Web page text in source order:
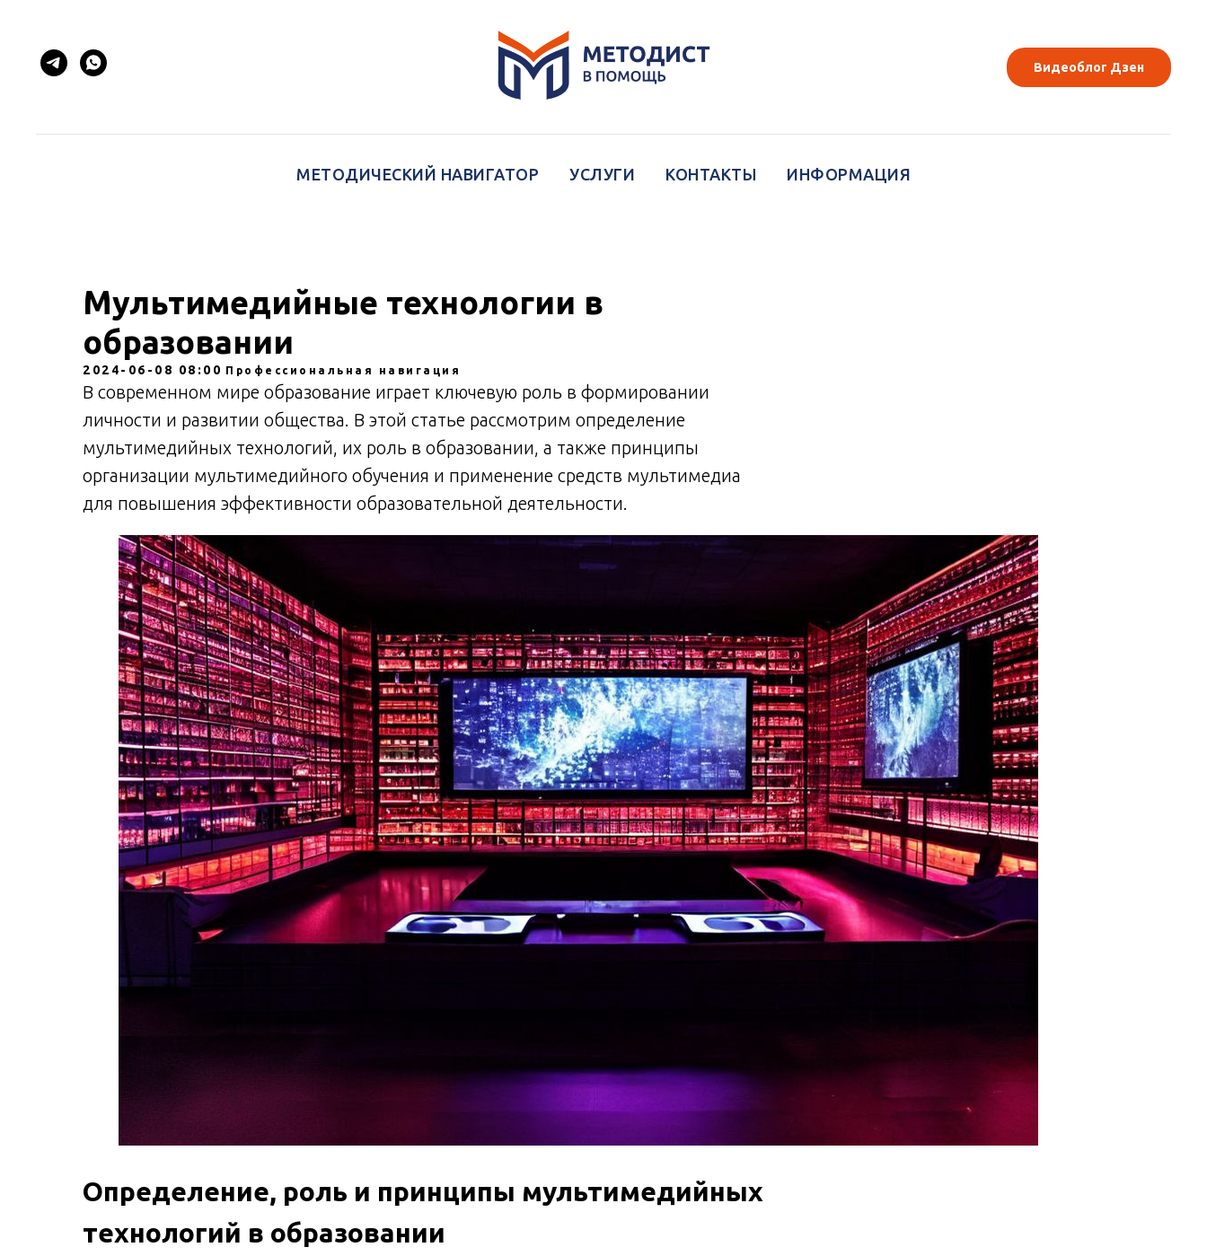
Видеоблог Дзен
МЕТОДИЧЕСКИЙ НАВИГАТОР УСЛУГИ КОНТАКТЫ ИНФОРМАЦИЯ
Мультимедийные технологии в
образовании
2024-06-08 08:00 Профессиональная навигация
В современном мире образование играет ключевую роль в формировании
личности и развитии общества. В этой статье рассмотрим определение
мультимедийных технологий, их роль в образовании, а также принципы
организации мультимедийного обучения и применение средств мультимедиа
для повышения эффективности образовательной деятельности.
Определение, роль и принципы мультимедийных
технологий в образовании